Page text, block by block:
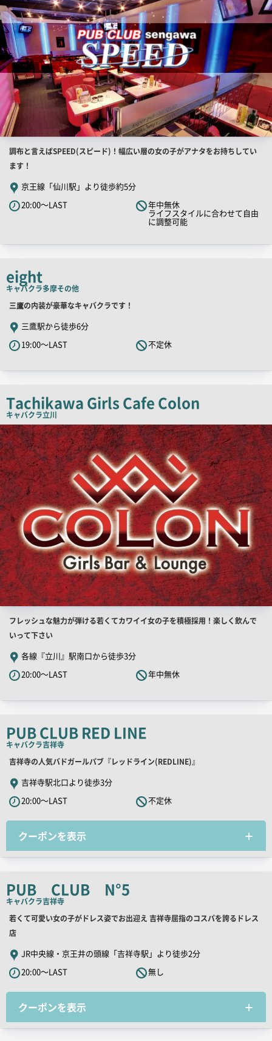
店
舗
PR
キ
ャ
ー
調布と言えばSPEED(スピード)！幅広い層の女の子がアナタをお持ちしてい
ます！
京王線「仙川駅」より徒歩約5分
20:00～LAST
年中無休
ライフスタイルに合わせて自由
に調整可能
eight
キャバクラ多摩その他
店
舗
PR
キ
コ
ピ
ー
三鷹の内装が豪華なキャバクラです！
三鷹駅から徒歩6分
19:00～LAST
不定休
Tachikawa Girls Cafe Colon
キャバクラ立川
店
舗
PR
画
像
店
舗
PR
キ
ャ
ピ
ー
フレッシュな魅力が弾ける若くてカワイイ女の子を積極採用！楽しく飲んで
いって下さい
各線『立川』駅南口から徒歩3分
20:00～LAST
年中無休
PUB CLUB RED LINE
キャバクラ吉祥寺
店
舗
PR
キ
ャ
チ
ー
吉祥寺の人気バドガールパブ『レッドライン(REDLINE)』
吉祥寺駅北口より徒歩3分
20:00～LAST
不定休
クーポンを表示
PUB CLUB N°5
キャバクラ吉祥寺
店
舗
PR
キ
ャ
ッ
コ
若くて可愛い女の子がドレス姿でお出迎え 吉祥寺屈指のコスパを誇るドレス
店
JR中央線・京王井の頭線「吉祥寺駅」より徒歩2分
20:00～LAST
無し
クーポンを表示